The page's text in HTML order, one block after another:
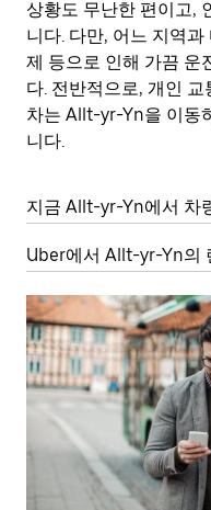
상황도 무난한 편이고,
니다. 다만, 어느 지역
제 등으로 인해 가끔 운
다. 전반적으로, 개인
차는 Allt-yr-Yn을 이동
니다.
지금 Allt-yr-Yn에서 차
Uber에서 Allt-yr-Yn의